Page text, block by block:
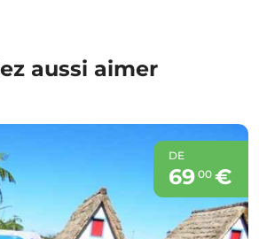
aussi aimer
DE
69 00€